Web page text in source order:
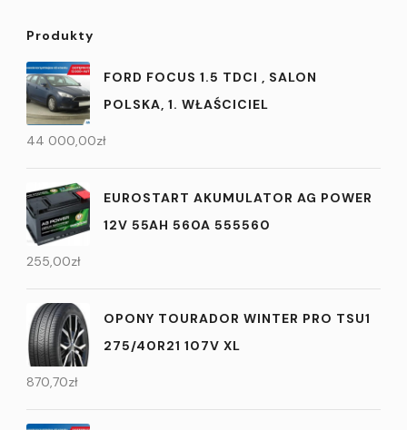
Produkty
FORD FOCUS 1.5 TDCI , SALON
POLSKA, 1. WŁAŚCICIEL
44 000,00zł
EUROSTART AKUMULATOR AG POWER
12V 55AH 560A 555560
255,00zł
OPONY TOURADOR WINTER PRO TSU1
275/40R21 107V XL
870,70zł